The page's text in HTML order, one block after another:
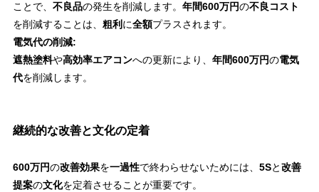
ことで、 不良品の発生を削減します。 年間600万円の不良コスト
を削減することは、 粗利 に全額プラスされます。
電気代の削減:
遮熱塗料や高効率エアコンへの更新により、 年間600万円の電気
代を削減します。
継続的な改善と文化の定着
600万円の改善効果を一過性で終わらせないためには、 5Sと改善
提案の文化を定着させることが重要です。